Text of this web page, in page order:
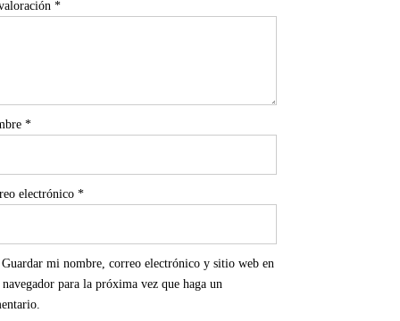
*
*
electrónico *
Guardar mi nombre, correo electrónico y sitio web en
navegador para la próxima vez que haga un